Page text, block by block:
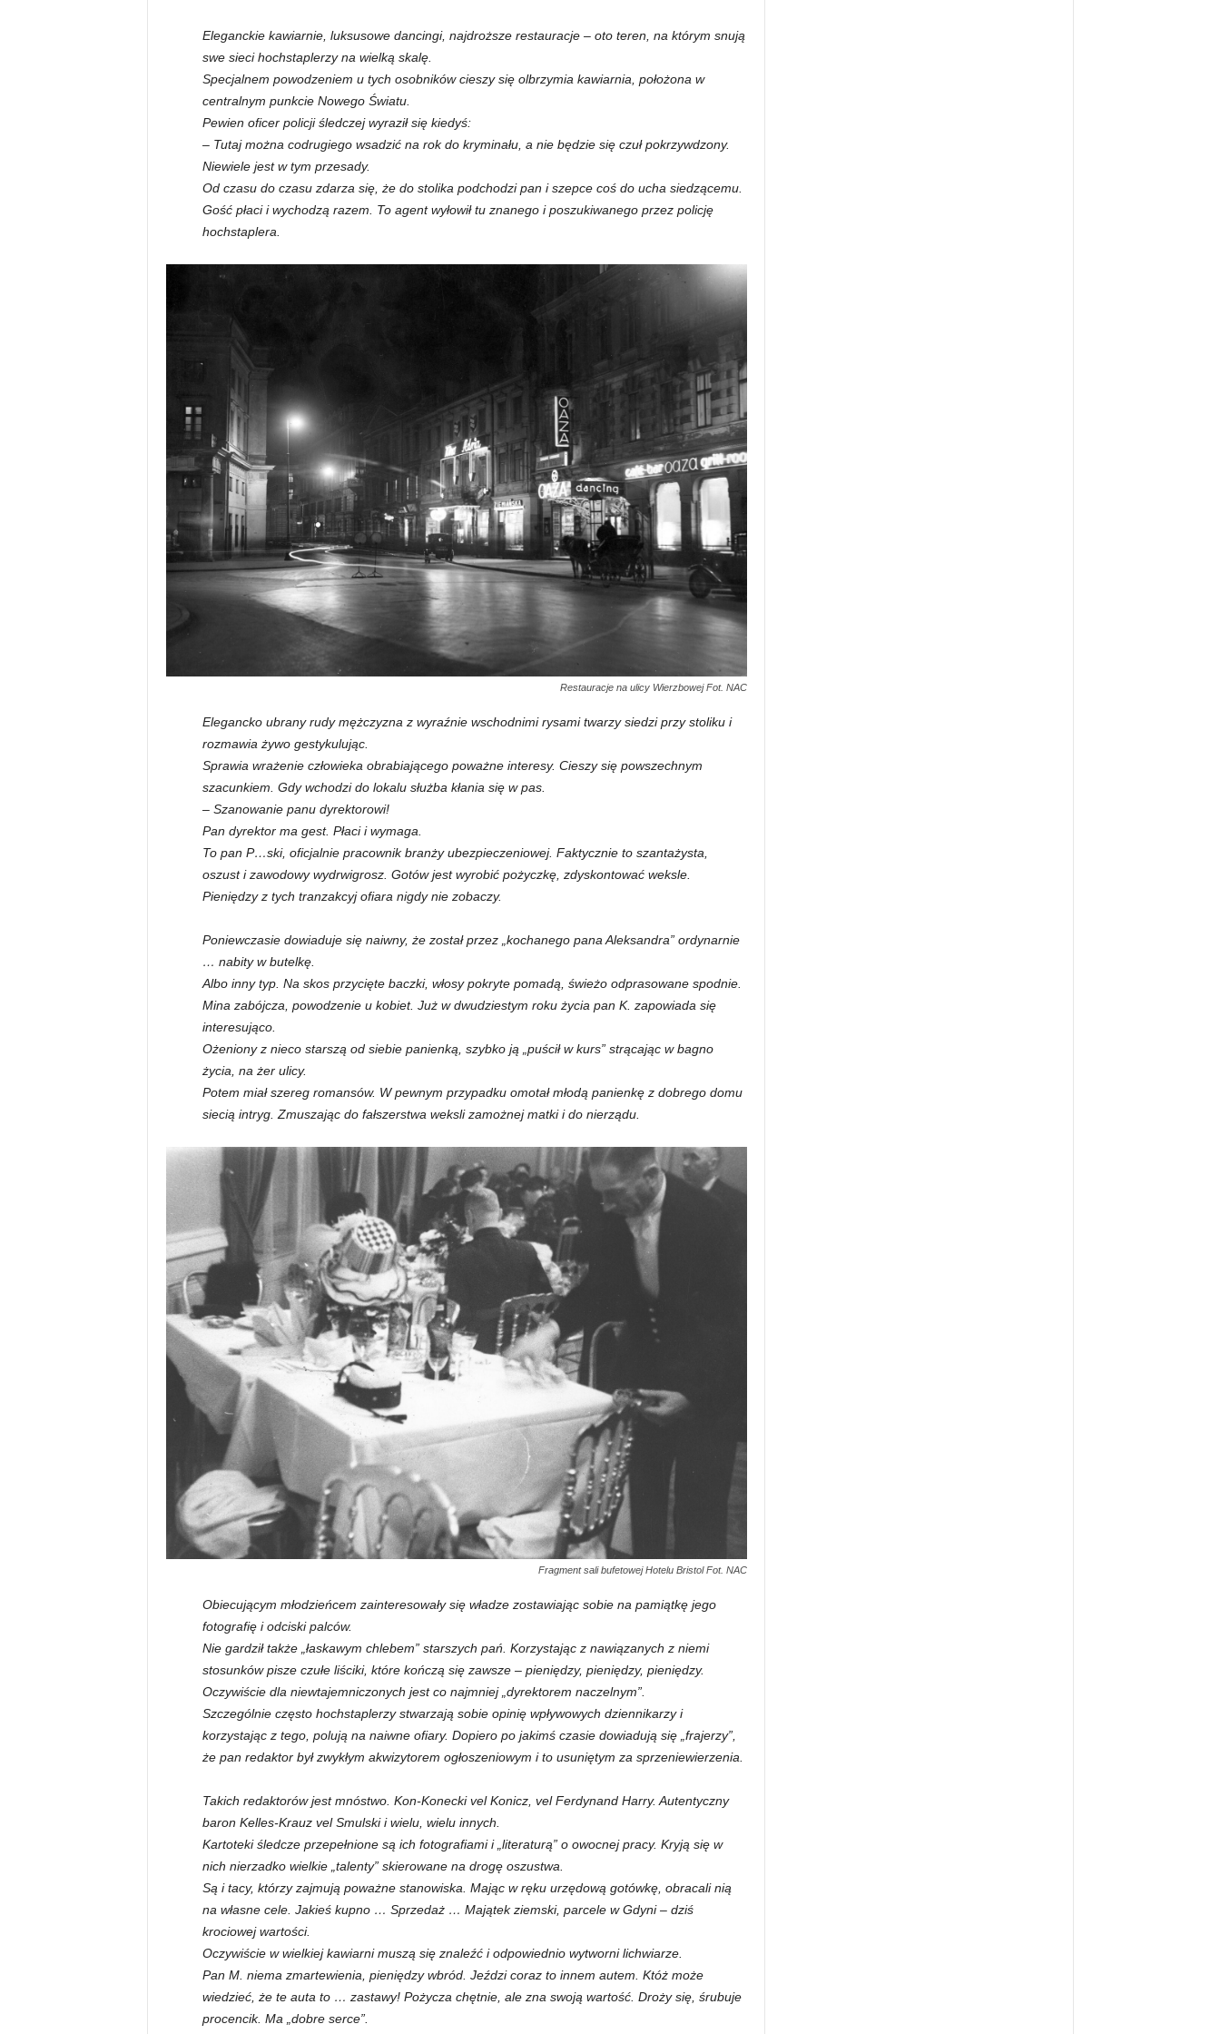
Eleganckie kawiarnie, luksusowe dancingi, najdroższe restauracje – oto teren, na którym snują
swe sieci hochstaplerzy na wielką skalę.
Specjalnem powodzeniem u tych osobników cieszy się olbrzymia kawiarnia, położona w
centralnym punkcie Nowego Światu.
Pewien oficer policji śledczej wyraził się kiedyś:
– Tutaj można codrugiego wsadzić na rok do kryminału, a nie będzie się czuł pokrzywdzony.
Niewiele jest w tym przesady.
Od czasu do czasu zdarza się, że do stolika podchodzi pan i szepce coś do ucha siedzącemu.
Gość płaci i wychodzą razem. To agent wyłowił tu znanego i poszukiwanego przez policję
hochstaplera.
Restauracje na ulicy Wierzbowej Fot. NAC
Elegancko ubrany rudy mężczyzna z wyraźnie wschodnimi rysami twarzy siedzi przy stoliku i
rozmawia żywo gestykulując.
Sprawia wrażenie człowieka obrabiającego poważne interesy. Cieszy się powszechnym
szacunkiem. Gdy wchodzi do lokalu służba kłania się w pas.
– Szanowanie panu dyrektorowi!
Pan dyrektor ma gest. Płaci i wymaga.
To pan P…ski, oficjalnie pracownik branży ubezpieczeniowej. Faktycznie to szantażysta,
oszust i zawodowy wydrwigrosz. Gotów jest wyrobić pożyczkę, zdyskontować weksle.
Pieniędzy z tych tranzakcyj ofiara nigdy nie zobaczy.
Poniewczasie dowiaduje się naiwny, że został przez „kochanego pana Aleksandra” ordynarnie
… nabity w butelkę.
Albo inny typ. Na skos przycięte baczki, włosy pokryte pomadą, świeżo odprasowane spodnie.
Mina zabójcza, powodzenie u kobiet. Już w dwudziestym roku życia pan K. zapowiada się
interesująco.
Ożeniony z nieco starszą od siebie panienką, szybko ją „puścił w kurs” strącając w bagno
życia, na żer ulicy.
Potem miał szereg romansów. W pewnym przypadku omotał młodą panienkę z dobrego domu
siecią intryg. Zmuszając do fałszerstwa weksli zamożnej matki i do nierządu.
Fragment sali bufetowej Hotelu Bristol Fot. NAC
Obiecującym młodzieńcem zainteresowały się władze zostawiając sobie na pamiątkę jego
fotografię i odciski palców.
Nie gardził także „łaskawym chlebem” starszych pań. Korzystając z nawiązanych z niemi
stosunków pisze czułe liściki, które kończą się zawsze – pieniędzy, pieniędzy, pieniędzy.
Oczywiście dla niewtajemniczonych jest co najmniej „dyrektorem naczelnym”.
Szczególnie często hochstaplerzy stwarzają sobie opinię wpływowych dziennikarzy i
korzystając z tego, polują na naiwne ofiary. Dopiero po jakimś czasie dowiadują się „frajerzy”,
że pan redaktor był zwykłym akwizytorem ogłoszeniowym i to usuniętym za sprzeniewierzenia.
Takich redaktorów jest mnóstwo. Kon-Konecki vel Konicz, vel Ferdynand Harry. Autentyczny
baron Kelles-Krauz vel Smulski i wielu, wielu innych.
Kartoteki śledcze przepełnione są ich fotografiami i „literaturą” o owocnej pracy. Kryją się w
nich nierzadko wielkie „talenty” skierowane na drogę oszustwa.
Są i tacy, którzy zajmują poważne stanowiska. Mając w ręku urzędową gotówkę, obracali nią
na własne cele. Jakieś kupno … Sprzedaż … Majątek ziemski, parcele w Gdyni – dziś
krociowej wartości.
Oczywiście w wielkiej kawiarni muszą się znaleźć i odpowiednio wytworni lichwiarze.
Pan M. niema zmartewienia, pieniędzy wbród. Jeździ coraz to innem autem. Któż może
wiedzieć, że te auta to … zastawy! Pożycza chętnie, ale zna swoją wartość. Droży się, śrubuje
procencik. Ma „dobre serce”.